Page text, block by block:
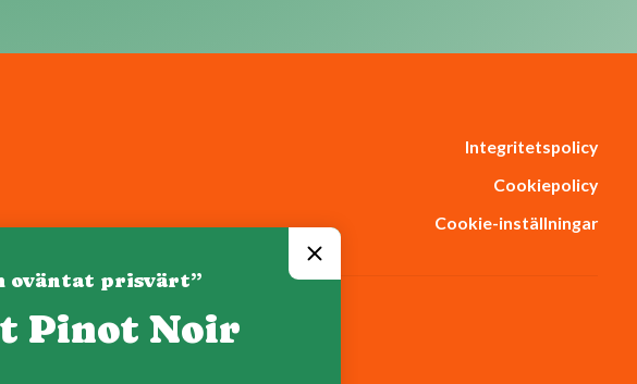
Integritetspolicy
Cookiepolicy
Cookie-inställningar
i Norden AB
oväntat prisvärt”
Pinot Noir